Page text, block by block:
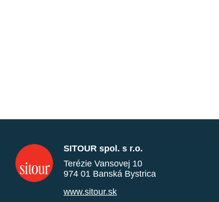
SITOUR spol. s r.o.
Terézie Vansovej 10
974 01 Banská Bystrica
www.sitour.sk